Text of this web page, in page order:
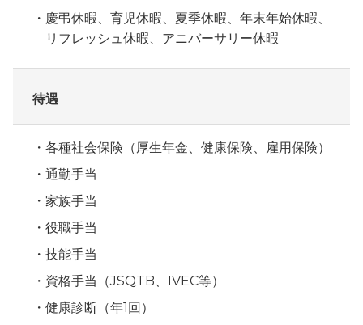
慶弔休暇、育児休暇、夏季休暇、年末年始休暇、
リフレッシュ休暇、アニバーサリー休暇
待遇
各種社会保険（厚生年金、健康保険、雇用保険）
通勤手当
家族手当
役職手当
技能手当
資格手当（JSQTB、IVEC等）
健康診断（年1回）